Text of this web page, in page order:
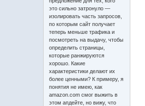
это сильно затронуло —
изолировать часть запросов,
по которым сайт получает
теперь меньше трафика и
посмотреть на выдачу, чтобы
определить страницы,
которые ранжируются
хорошо. Какие
характеристики делают их
более ценными? К примеру, я
понятия не имею, как
amazon.com смог выжить в
этом апдейте, но вижу, что